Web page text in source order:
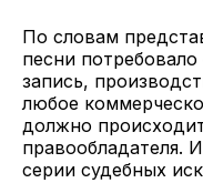
По словам
песни
запись,
любое
должно
правообладателя.
серии судебных